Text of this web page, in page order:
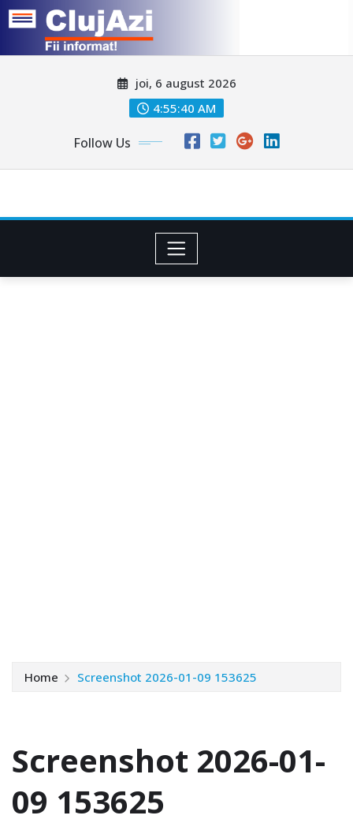
joi, 6 august 2026
4:55:43 AM
Follow Us
Home Screenshot 2026-01-09 153625
Screenshot 2026-01-
09 153625